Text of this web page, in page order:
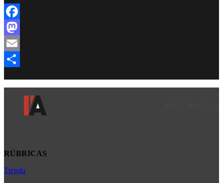
Facebook
Mastodon
Email
RÚBRICAS
Africa
Tienda